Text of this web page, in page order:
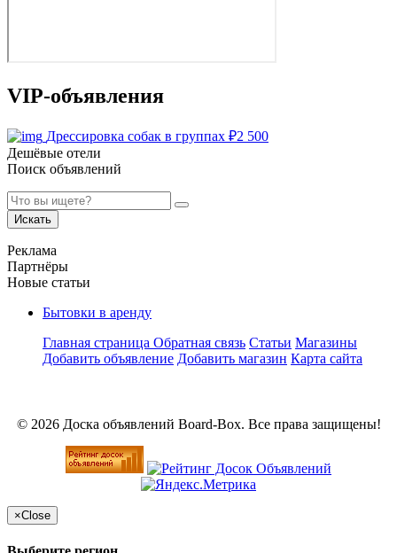
VIP-объявления
Дрессировка собак в группах ₽2 500
Дешёвые отели
Поиск объявлений
Искать
Реклама
Партнёры
Новые статьи
Бытовки в аренду
Главная страница Обратная связь Статьи Магазины
Добавить объявление Добавить магазин Карта сайта
© 2026 Доска объявлений Board-Box. Все права защищены!
×Close